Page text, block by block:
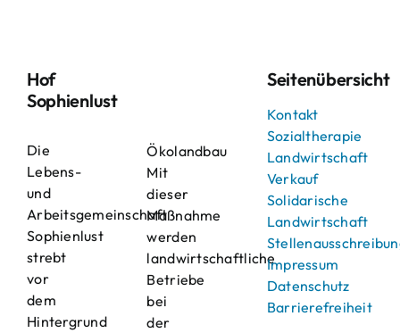
Hof
Sophienlust
Die
Lebens-
und
Arbeitsgemeinschaft
Sophienlust
strebt
vor
dem
Hintergrund
Ökolandbau
Mit
dieser
Maßnahme
werden
landwirtschaftliche
Betriebe
bei
der
Seitenübersicht
Kontakt
Sozialtherapie
Landwirtschaft
Verkauf
Solidarische
Landwirtschaft
Impressum
Datenschutz
Barrierefreiheit